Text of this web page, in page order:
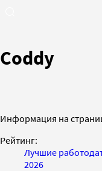
Coddy
Информация на
Рейтинг:
Лучшие
2026